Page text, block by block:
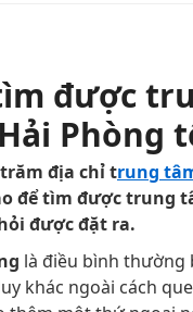
được
Phòng
địa chỉ trung
để tìm được trung
được đặt ra.
là điều bình thường
khác ngoài cách